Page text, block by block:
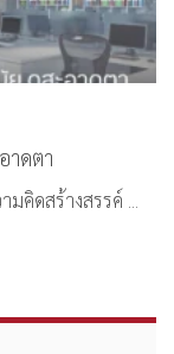
าดตา
คิดสร้างสรรค์ ...